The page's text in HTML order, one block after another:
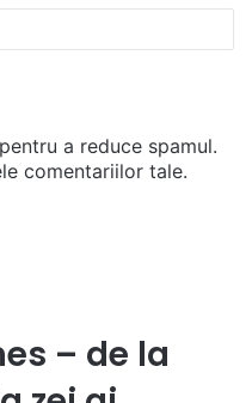
a reduce spamul.
comentariilor tale.